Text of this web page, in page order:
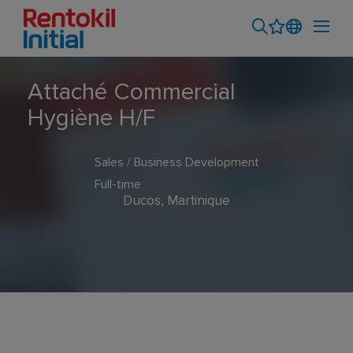
Attaché Commercial
Hygiène H/F
Sales / Business Development
Full-time
Ducos, Martinique